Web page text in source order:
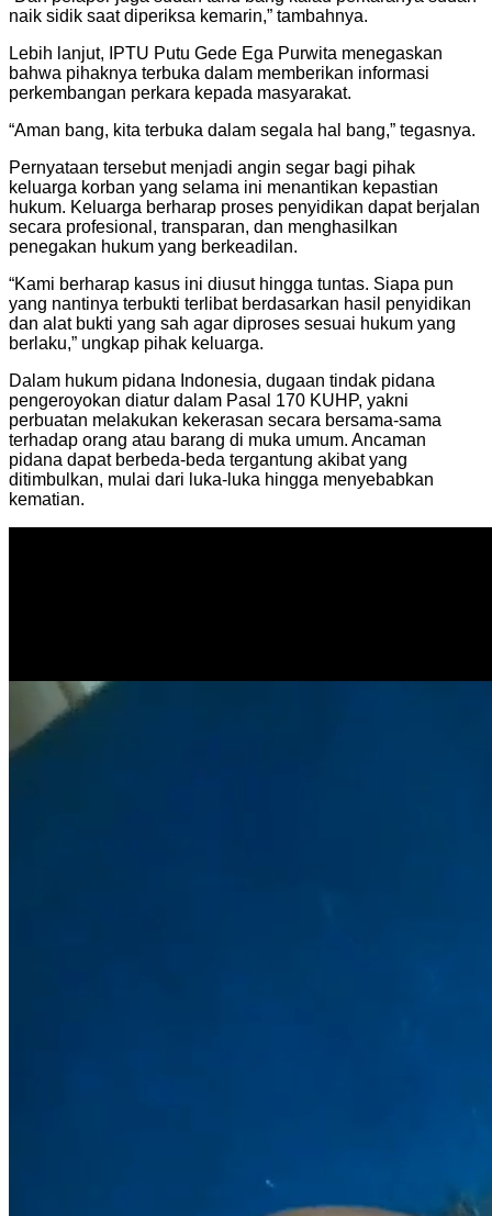
naik sidik saat diperiksa kemarin,” tambahnya.
Lebih lanjut, IPTU Putu Gede Ega Purwita menegaskan
bahwa pihaknya terbuka dalam memberikan informasi
perkembangan perkara kepada masyarakat.
“Aman bang, kita terbuka dalam segala hal bang,” tegasnya.
Pernyataan tersebut menjadi angin segar bagi pihak
keluarga korban yang selama ini menantikan kepastian
hukum. Keluarga berharap proses penyidikan dapat berjalan
secara profesional, transparan, dan menghasilkan
penegakan hukum yang berkeadilan.
“Kami berharap kasus ini diusut hingga tuntas. Siapa pun
yang nantinya terbukti terlibat berdasarkan hasil penyidikan
dan alat bukti yang sah agar diproses sesuai hukum yang
berlaku,” ungkap pihak keluarga.
Dalam hukum pidana Indonesia, dugaan tindak pidana
pengeroyokan diatur dalam Pasal 170 KUHP, yakni
perbuatan melakukan kekerasan secara bersama-sama
terhadap orang atau barang di muka umum. Ancaman
pidana dapat berbeda-beda tergantung akibat yang
ditimbulkan, mulai dari luka-luka hingga menyebabkan
kematian.